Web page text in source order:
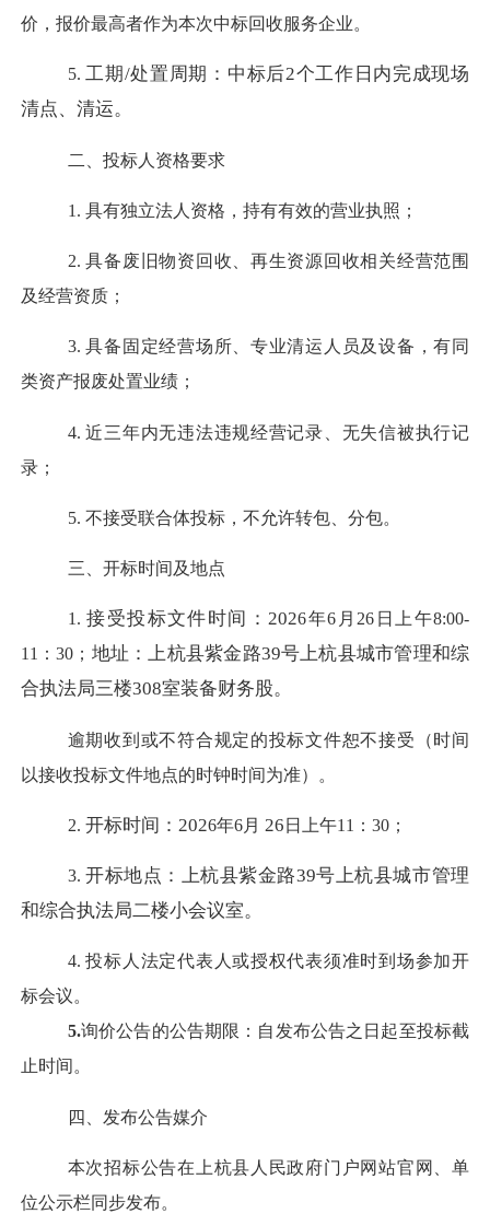
价，报价最高者作为本次中标回收服务企业。
5. 工期/处置周期：中标后2个工作日内完成现场
清点、清运。
二、 投标人资格要求
1. 具有独立法人资格，持有有效的营业执照；
2.具备废旧物资回收、再生资源回收相关经营范围
及经营资质；
3.具备固定经营场所、专业清运人员及设备，有同
类资产报废处置业绩；
4.近三年内无违法违规经营记录、无失信被执行记
录；
5. 不接受联合体投标，不允许转包、分包。
三、 开标时间及地点
1.接受投标文件时间：2026年6 月 26 日上午8:00-
11：30 ； 地址：上杭县紫金路39号上杭县城市管理和综
合执法局三楼308室装备财务股。
逾期收到或不符合规定的投标文件恕不接受（时间
以接收投标文件地点的时钟时间为准）。
2. 开标时间： 2026年6月 26 日上午11：30；
3.开标地点：上杭县紫金路39号上杭县城市管理
和综合执法局二楼小会议室。
4.投标人法定代表人或授权代表须准时到场参加开
标会议。
5.询价公告的公告期限：自发布公告之日起至投标截
止时间。
四、 发布公告媒介
本次招标公告在上杭县人民政府门户网站官网、单
位公示栏同步发布。